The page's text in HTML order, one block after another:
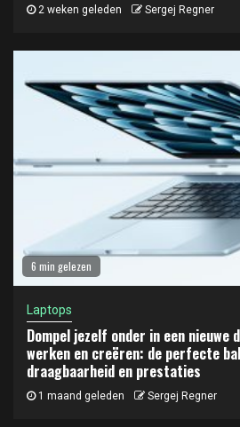
2 weken geleden Sergej Regner
6 min gelezen
Laptops
Dompel jezelf onder in een nieuwe
werken en creëren: de perfecte
draagbaarheid en prestaties
1 maand geleden Sergej Regner